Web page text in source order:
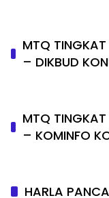
MTQ
– DIKBUD
MTQ
– KOMINFO
HARLA